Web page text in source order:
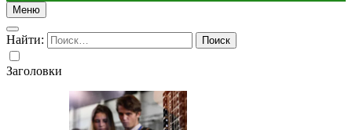
Меню
Найти:
Заголовки